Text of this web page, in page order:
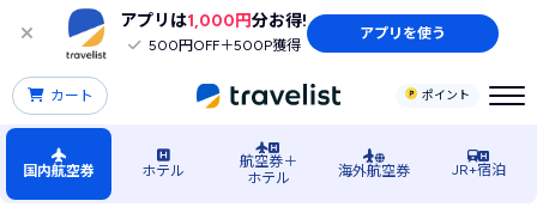
アプリは1,000円分お得!
500円OFF＋500P獲得
アプリを使う
ポイント
カート
国内航空券 ホテル
航空券＋
ホテル
海外航空券 JR+宿泊